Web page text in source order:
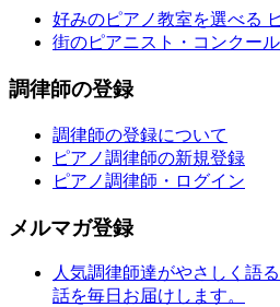
好みのピアノ教室を選べる
街のピアニスト・コンクー
調律師の登録
調律師の登録について
ピアノ調律師の新規登録
ピアノ調律師・ログイン
メルマガ登録
人気調律師達がやさしく語
話を毎日お届けします。